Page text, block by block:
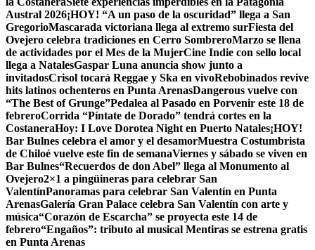
Austral 2026¡HOY! “A un paso de la oscuridad” llega a San
GregorioMascarada victoriana llega al extremo surFiesta del
Ovejero celebra tradiciones en Cerro SombreroMarzo se llena
de actividades por el Mes de la MujerCine Indie con sello local
llega a NatalesGaspar Luna anuncia show junto a
invitadosCrisol tocará Reggae y Ska en vivoRebobinados revive
hits latinos ochenteros en Punta ArenasDangerous vuelve con
“The Best of Grunge”Pedalea al Pasado en Porvenir este 18 de
febreroCorrida “Píntate de Dorado” tendrá cortes en la
CostaneraHoy: I Love Dorotea Night en Puerto Natales¡HOY!
Bar Bulnes celebra el amor y el desamorMuestra Costumbrista
de Chiloé vuelve este fin de semanaViernes y sábado se viven en
Bar Bulnes“Recuerdos de don Abel” llega al Monumento al
Ovejero2×1 a pingüineras para celebrar San
ValentínPanoramas para celebrar San Valentín en Punta
ArenasGalería Gran Palace celebra San Valentín con arte y
música“Corazón de Escarcha” se proyecta este 14 de
febrero“Engaños”: tributo al musical Mentiras se estrena gratis
en Punta Arenas